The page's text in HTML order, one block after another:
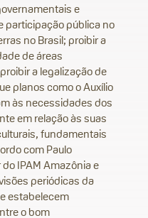
e
participação pública no
no Brasil; proibir a
de áreas
a legalização de
planos como o Auxílio
às necessidades dos
em relação às suas
fundamentais
com Paulo
IPAM Amazônia e
periódicas da
estabelecem
o bom